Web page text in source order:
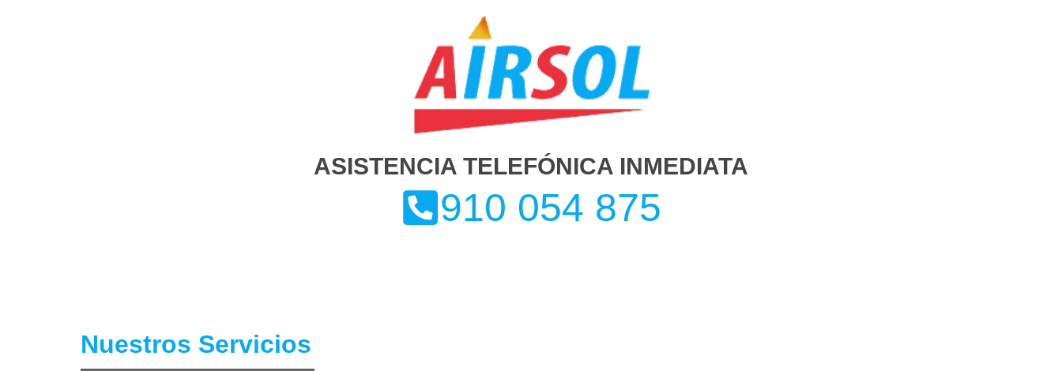
ASISTENCIA TELEFÓNICA INMEDIATA
910 054 875
Nuestros Servicios